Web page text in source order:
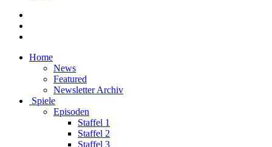
Home
News
Featured
Newsletter Archiv
Spiele
Episoden
Staffel 1
Staffel 2
Staffel 3